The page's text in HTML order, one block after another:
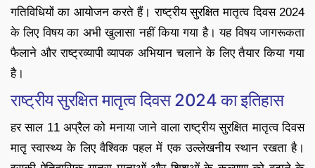
गतिविधियों का आयोजन करते हैं। राष्ट्रीय सुरक्षित मातृत्व दिवस 2024
के लिए विषय का अभी खुलासा नहीं किया गया है। यह विषय जागरूकता
फैलाने और राष्ट्रव्यापी व्यापक अभियान चलाने के लिए तैयार किया गया
है।
राष्ट्रीय सुरक्षित मातृत्व दिवस 2024 का इतिहास
हर साल 11 अप्रैल को मनाया जाने वाला राष्ट्रीय सुरक्षित मातृत्व दिवस
मातृ स्वास्थ्य के लिए वैश्विक पहल में एक उल्लेखनीय स्थान रखता है।